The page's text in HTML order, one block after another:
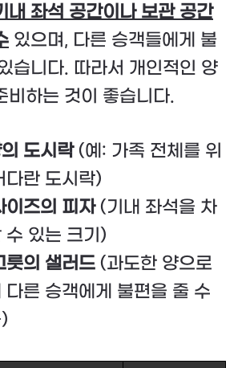
내 좌석 공간이나 보관 공간
있으며, 다른 승객들에게 불
습니다. 따라서 개인적인 양
비하는 것이 좋습니다.
도시락(예: 가족 전체를 위
다란 도시락)
이즈의 피자(기내 좌석을 차
수 있는 크기)
릇의 샐러드 (과도한 양으로
다른 승객에게 불편을 줄 수